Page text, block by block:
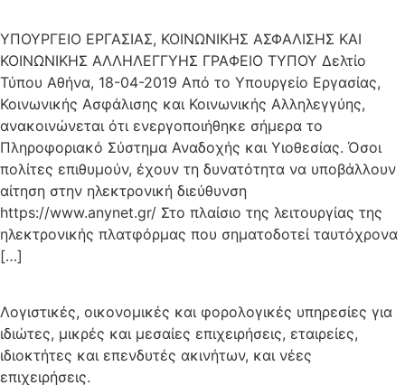
ΥΠΟΥΡΓΕΙΟ EΡΓΑΣΙΑΣ, ΚΟΙΝΩΝΙΚΗΣ ΑΣΦΑΛΙΣΗΣ ΚΑΙ
ΚΟΙΝΩΝΙΚΗΣ ΑΛΛΗΛΕΓΓΥΗΣ ΓΡΑΦΕΙΟ ΤΥΠΟΥ Δελτίο
Τύπου Αθήνα, 18-04-2019 Από το Υπουργείο Εργασίας,
Κοινωνικής Ασφάλισης και Κοινωνικής Αλληλεγγύης,
ανακοινώνεται ότι ενεργοποιήθηκε σήμερα το
Πληροφοριακό Σύστημα Αναδοχής και Υιοθεσίας. Όσοι
πολίτες επιθυμούν, έχουν τη δυνατότητα να υποβάλλουν
αίτηση στην ηλεκτρονική διεύθυνση
https://www.anynet.gr/ Στο πλαίσιο της λειτουργίας της
ηλεκτρονικής πλατφόρμας που σηματοδοτεί ταυτόχρονα
[…]
Λογιστικές, οικονομικές και φορολογικές υπηρεσίες για
ιδιώτες, μικρές και μεσαίες επιχειρήσεις, εταιρείες,
ιδιοκτήτες και επενδυτές ακινήτων, και νέες
επιχειρήσεις.